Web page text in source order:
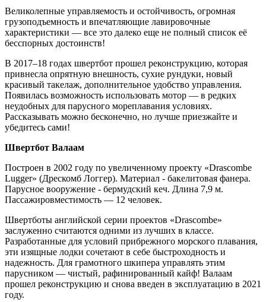
Великолепные управляемость и остойчивость, огромная
грузоподъемность и впечатляющие лавировочные
характеристики — все это далеко еще не полный список её
бесспорных достоинств!
В 2017–18 годах швертбот прошел реконструкцию, которая
привнесла опрятную внешность, сухие рундуки, новый
красивый такелаж, дополнительное удобство управления.
Появилась возможность использовать мотор — в редких
неудобных для парусного мореплавания условиях.
Рассказывать можно бесконечно, но лучше приезжайте и
убедитесь сами!
Швертбот Валаам
Построен в 2002 году по увеличенному проекту «Drascombe
Lugger» (Дрескомб Логгер). Материал - бакелитовая фанера.
Парусное вооружение - бермудский кеч. Длина 7,9 м.
Пассажировместимость — 12 человек.
Швертботы английской серии проектов «Drascombe»
заслуженно считаются одними из лучших в классе.
Разработанные для условий прибрежного морского плавания,
эти изящные лодки сочетают в себе быстроходность и
надежность. Для грамотного шкипера управлять этим
парусником — чистый, рафинированный кайф! Валаам
прошел реконструкцию и снова введен в эксплуатацию в 2021
году.